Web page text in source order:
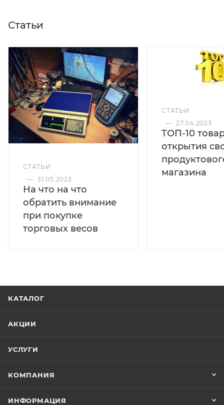
Статьи
СТАТЬИ
— 31.05.2023
На что на что
обратить внимание
при покупке
торговых весов
СТАТЬИ
— 27.04.2023
ТОП-10
открытия
магазина
КАТАЛОГ
АКЦИИ
УСЛУГИ
КОМПАНИЯ
ИНФОРМАЦИЯ